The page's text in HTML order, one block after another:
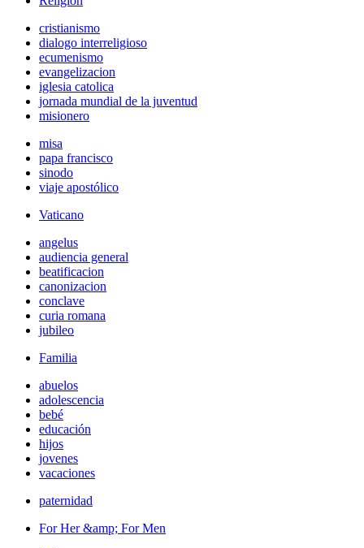
cristianismo
dialogo interreligioso
ecumenismo
evangelizacion
iglesia catolica
jornada mundial de la juventud
misionero
misa
papa francisco
sinodo
viaje apostólico
Vaticano
angelus
audiencia general
beatificacion
canonizacion
conclave
curia romana
jubileo
Familia
abuelos
adolescencia
bebé
educación
hijos
jovenes
vacaciones
paternidad
For Her &amp; For Men